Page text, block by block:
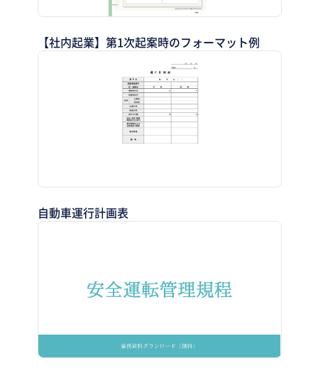
【社内起業】第1次起案時のフォーマット例
自動車運行計画表